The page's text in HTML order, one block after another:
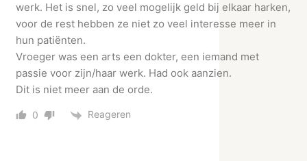
werk. Het is snel, zo veel mogelijk geld bij elkaar harken,
voor de rest hebben ze niet zo veel interesse meer in
hun patiënten.
Vroeger was een arts een dokter, een iemand met
passie voor zijn/haar werk. Had ook aanzien.
Dit is niet meer aan de orde.
0 Reageren